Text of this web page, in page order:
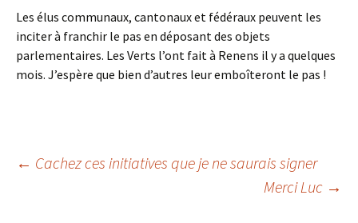
Les élus communaux, cantonaux et fédéraux peuvent les
inciter à franchir le pas en déposant des objets
parlementaires. Les Verts l’ont fait à Renens il y a quelques
mois. J’espère que bien d’autres leur emboîteront le pas !
← Cachez ces initiatives que je ne saurais signer
Merci Luc →